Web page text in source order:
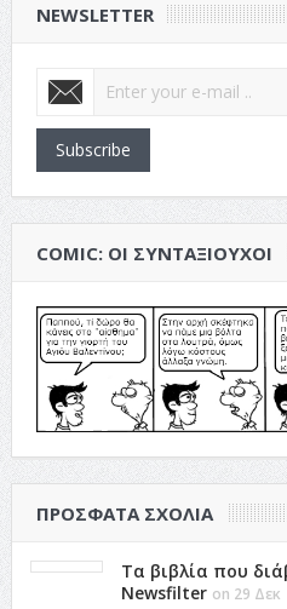
NEWSLETTER
Subscribe
COMIC: ΟΙ ΣΥΝΤΑΞΙΟΎΧΟΙ
ΠΡΌΣΦΑΤΑ ΣΧΌΛΙΑ
Τα βιβλία που
Newsfilter on 29 Δεκ